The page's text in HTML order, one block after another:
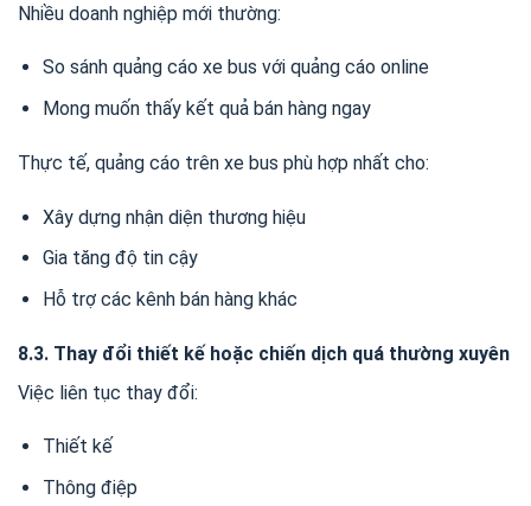
Nhiều doanh nghiệp mới thường:
So sánh quảng cáo xe bus với quảng cáo online
Mong muốn thấy kết quả bán hàng ngay
Thực tế, quảng cáo trên xe bus phù hợp nhất cho:
Xây dựng nhận diện thương hiệu
Gia tăng độ tin cậy
Hỗ trợ các kênh bán hàng khác
8.3. Thay đổi thiết kế hoặc chiến dịch quá thường xuyên
Việc liên tục thay đổi:
Thiết kế
Thông điệp